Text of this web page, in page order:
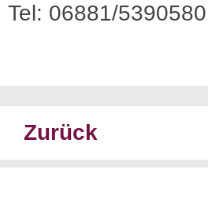
Tel: 06881/
Zurück